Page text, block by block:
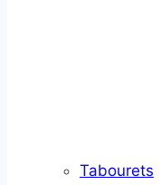
Tabourets